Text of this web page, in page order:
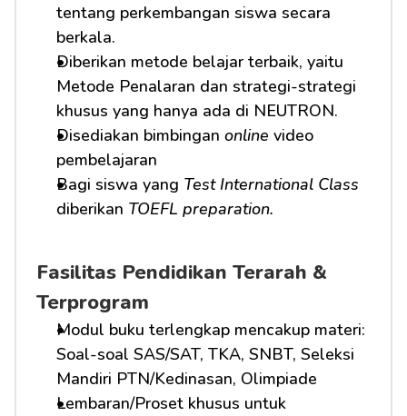
tentang perkembangan siswa secara
berkala.
Diberikan metode belajar terbaik, yaitu
Metode Penalaran dan strategi-strategi
khusus yang hanya ada di NEUTRON.
Disediakan bimbingan online video
pembelajaran
Bagi siswa yang Test International Class
diberikan TOEFL preparation.
Fasilitas Pendidikan Terarah &
Terprogram
Modul buku terlengkap mencakup materi:
Soal-soal SAS/SAT, TKA, SNBT, Seleksi
Mandiri PTN/Kedinasan, Olimpiade
Lembaran/Proset khusus untuk